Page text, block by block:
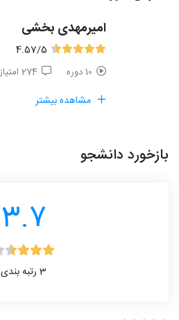
امیرمهدی بخشی
4.57/5
10 دوره 274 امتیاز
مشاهده بیشتر
بازخورد دانشجو
3.7
3 رتبه بندی